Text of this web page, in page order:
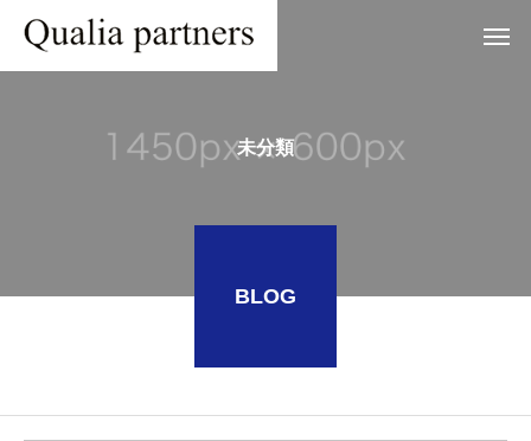
未分類
BLOG